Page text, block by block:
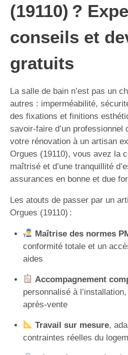
(19110) ?
conseils et
gratuits
La salle de bain n’est pas un
autres : imperméabilité,
des fixations et finitions
savoir-faire d’un professionnel
votre rénovation à un artisan
Orgues (19110), vous avez la
maîtrisé et d’une tranquillité
assurances en bonne et due
Les atouts de passer par un
Orgues (19110) :
Maîtrise des normes
conformité totale et un
aides
Accompagnement
personnalisé à
après-vente
Travail sur mesure,
contraintes réelles du